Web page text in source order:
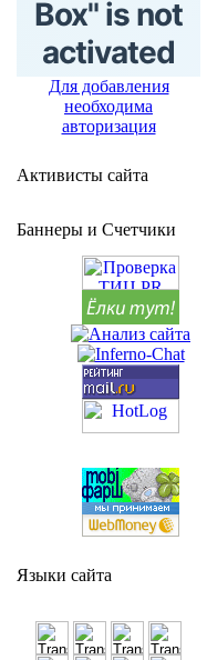
Для добавления
необходима
авторизация
Активисты сайта
Баннеры и Счетчики
Языки сайта